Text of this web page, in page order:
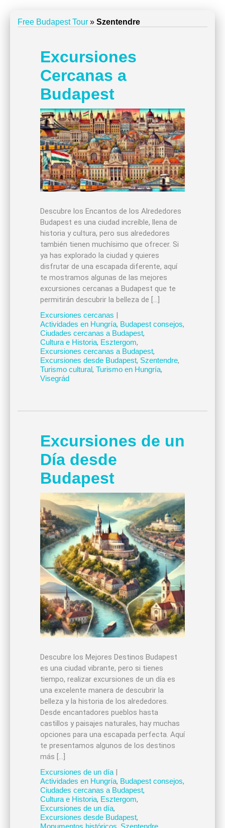
Free Budapest Tour » Szentendre
Excursiones
Cercanas a
Budapest
Descubre los Encantos de los Alrededores
Budapest es una ciudad increíble, llena de
historia y cultura, pero sus alrededores
también tienen muchísimo que ofrecer. Si
ya has explorado la ciudad y quieres
disfrutar de una escapada diferente, aquí
te mostramos algunas de las mejores
excursiones cercanas a Budapest que te
permitirán descubrir la belleza de […]
Excursiones cercanas |
Actividades en Hungría, Budapest consejos,
Ciudades cercanas a Budapest,
Cultura e Historia, Esztergom,
Excursiones cercanas a Budapest,
Excursiones desde Budapest, Szentendre,
Turismo cultural, Turismo en Hungría,
Visegrád
Excursiones de un
Día desde
Budapest
Descubre los Mejores Destinos Budapest
es una ciudad vibrante, pero si tienes
tiempo, realizar excursiones de un día es
una excelente manera de descubrir la
belleza y la historia de los alrededores.
Desde encantadores pueblos hasta
castillos y paisajes naturales, hay muchas
opciones para una escapada perfecta. Aquí
te presentamos algunos de los destinos
más […]
Excursiones de un día|
Actividades en Hungría, Budapest consejos,
Ciudades cercanas a Budapest,
Cultura e Historia, Esztergom,
Excursiones de un día,
Excursiones desde Budapest,